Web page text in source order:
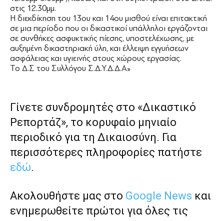
στις 12.30μμ.
Η διεκδίκηση του 13ου και 14ου μισθού είναι επιτακτική
σε μια περίοδο που οι δικαστικοί υπάλληλοι εργάζονται
σε συνθήκες ασφυκτικής πίεσης, υποστελέχωσης, με
αυξημένη δικαστηριακή ύλη, και έλλειψη εγγυήσεων
ασφάλειας και υγιεινής στους χώρους εργασίας.
Το Δ.Σ του Συλλόγου Σ.Δ.Υ.Δ.Δ.Α»
Γίνετε συνδρομητές στο «Δικαστικό
Ρεπορτάζ», το κορυφαίο μηνιαίο
περιοδικό για τη Δικαιοσύνη. Για
περισσότερες πληροφορίες πατήστε
εδώ.
Ακολουθήστε μας στο Google News και
ενημερωθείτε πρώτοι για όλες τις